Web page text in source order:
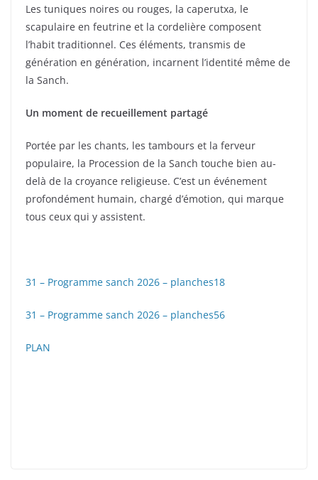
Les tuniques noires ou rouges, la caperutxa, le
scapulaire en feutrine et la cordelière composent
l’habit traditionnel. Ces éléments, transmis de
génération en génération, incarnent l’identité même de
la Sanch.
Un moment de recueillement partagé
Portée par les chants, les tambours et la ferveur
populaire, la Procession de la Sanch touche bien au-
delà de la croyance religieuse. C’est un événement
profondément humain, chargé d’émotion, qui marque
tous ceux qui y assistent.
31 – Programme sanch 2026 – planches18
31 – Programme sanch 2026 – planches56
PLAN